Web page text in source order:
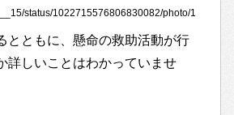
status/1022715576806830082/photo/1
とともに、懸命の救助活動が行
詳しいことはわかっていませ